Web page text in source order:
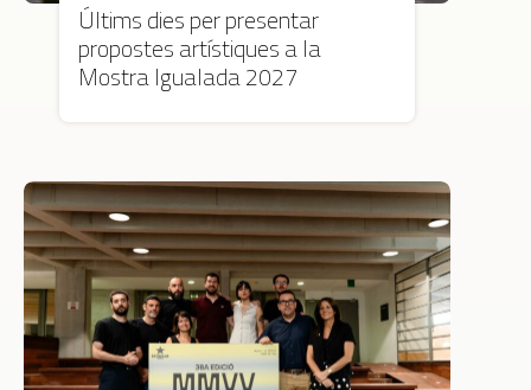
Últims dies per presentar
propostes artístiques a la
Mostra Igualada 2027